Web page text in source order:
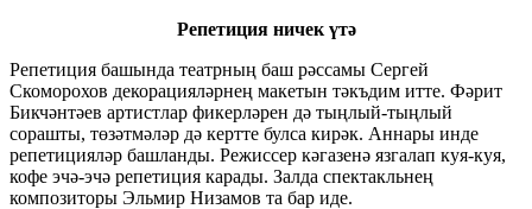
Репетиция ничек үтә
Репетиция башында театрның баш рәссамы Сергей
Скоморохов декорацияләрнең макетын тәкъдим итте. Фәрит
Бикчәнтәев артистлар фикерләрен дә тыңлый-тыңлый
сорашты, төзәтмәләр дә кертте булса кирәк. Аннары инде
репетицияләр башланды. Режиссер кәгазенә язгалап куя-куя,
кофе эчә-эчә репетиция карады. Залда спектакльнең
композиторы Эльмир Низамов та бар иде.